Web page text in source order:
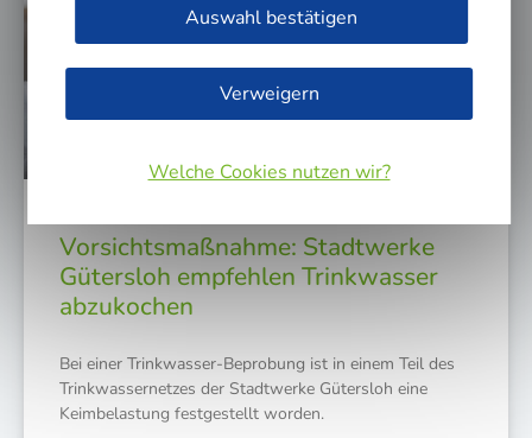
Vorsichtsmaßnahme: Stadtwerke
Gütersloh empfehlen Trinkwasser
abzukochen
Bei einer Trink­was­ser-Bepro­bung ist in einem Teil des
Trink­was­ser­net­zes der Stadt­wer­ke Güters­loh eine
Keim­be­las­tung fest­ge­stellt worden.
Auswahl bestätigen
Verweigern
Welche Cookies nutzen wir?